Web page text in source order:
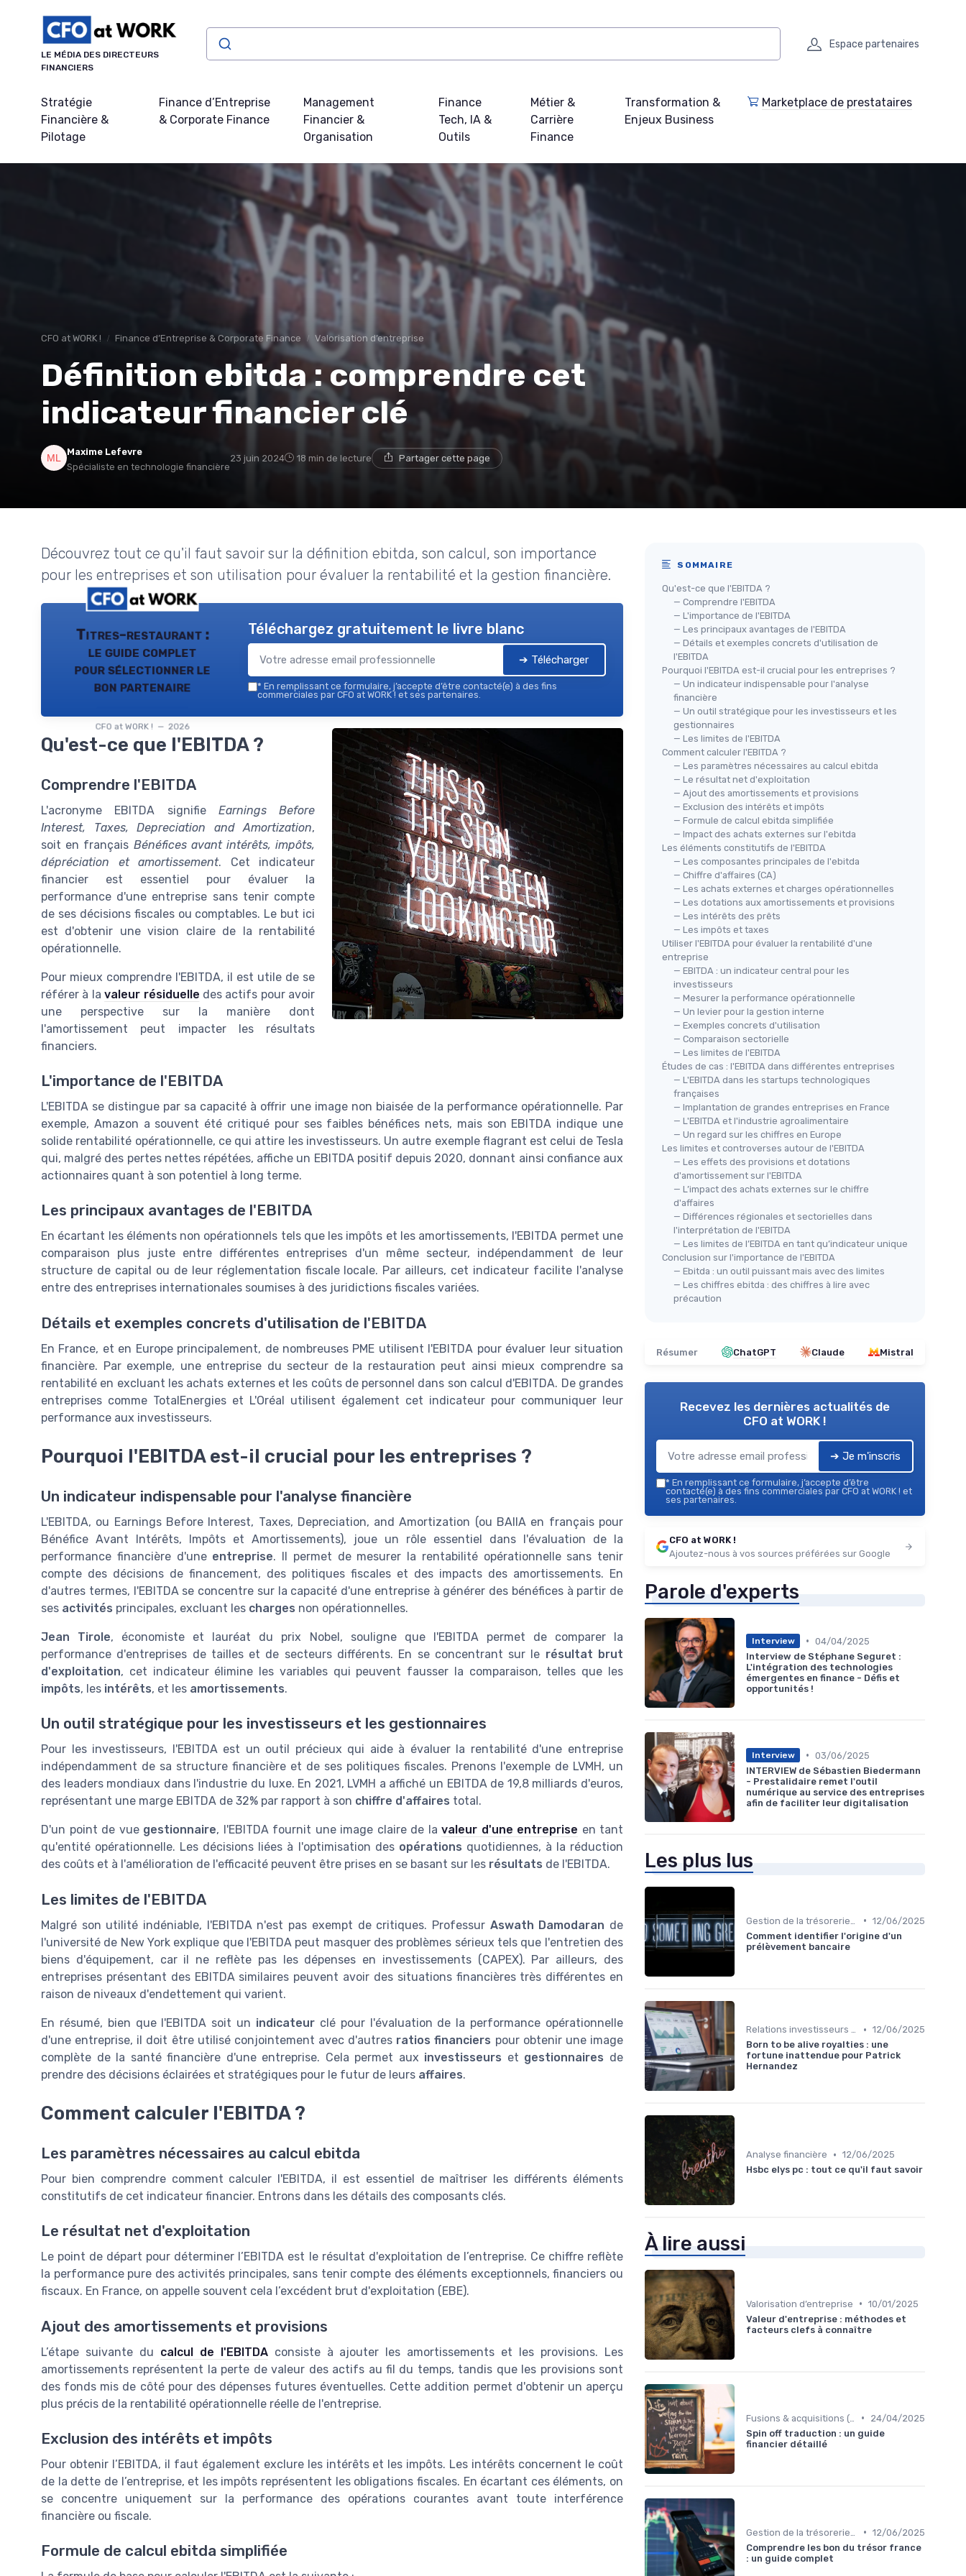
LE MÉDIA DES DIRECTEURS
FINANCIERS
Espace partenaires
Stratégie
Financière &
Pilotage
Finance d’Entreprise
& Corporate Finance
Management
Financier &
Organisation
Finance
Tech, IA &
Outils
Métier &
Carrière
Finance
Transformation &
Enjeux Business
Marketplace de prestataires
CFO at WORK ! Finance d’Entreprise & Corporate Finance Valorisation d’entreprise
Définition ebitda : comprendre cet
indicateur financier clé
Maxime Lefevre
Spécialiste en technologie financière
23 juin 2024 18 min de lecture Partager cette page
Découvrez tout ce qu'il faut savoir sur la définition ebitda, son calcul, son importance
pour les entreprises et son utilisation pour évaluer la rentabilité et la gestion financière.
Titres-restaurant :
le guide complet
pour sélectionner le
bon partenaire
CFO at WORK ! — 2026
Téléchargez gratuitement le livre blanc
➔ Télécharger
* En remplissant ce formulaire, j’accepte d’être contacté(e) à des fins
commerciales par CFO at WORK ! et ses partenaires.
Qu'est-ce que l'EBITDA ?
Comprendre l'EBITDA
L'acronyme EBITDA signifie Earnings Before
Interest, Taxes, Depreciation and Amortization,
soit en français Bénéfices avant intérêts, impôts,
dépréciation et amortissement. Cet indicateur
financier est essentiel pour évaluer la
performance d'une entreprise sans tenir compte
de ses décisions fiscales ou comptables. Le but ici
est d'obtenir une vision claire de la rentabilité
opérationnelle.
Pour mieux comprendre l'EBITDA, il est utile de se
référer à lavaleur résiduelle des actifs pour avoir
une perspective sur la manière dont
l'amortissement peut impacter les résultats
financiers.
L'importance de l'EBITDA
L'EBITDA se distingue par sa capacité à offrir une image non biaisée de la performance opérationnelle. Par
exemple, Amazon a souvent été critiqué pour ses faibles bénéfices nets, mais son EBITDA indique une
solide rentabilité opérationnelle, ce qui attire les investisseurs. Un autre exemple flagrant est celui de Tesla
qui, malgré des pertes nettes répétées, affiche un EBITDA positif depuis 2020, donnant ainsi confiance aux
actionnaires quant à son potentiel à long terme.
Les principaux avantages de l'EBITDA
En écartant les éléments non opérationnels tels que les impôts et les amortissements, l'EBITDA permet une
comparaison plus juste entre différentes entreprises d'un même secteur, indépendamment de leur
structure de capital ou de leur réglementation fiscale locale. Par ailleurs, cet indicateur facilite l'analyse
entre des entreprises internationales soumises à des juridictions fiscales variées.
Détails et exemples concrets d'utilisation de l'EBITDA
En France, et en Europe principalement, de nombreuses PME utilisent l'EBITDA pour évaluer leur situation
financière. Par exemple, une entreprise du secteur de la restauration peut ainsi mieux comprendre sa
rentabilité en excluant les achats externes et les coûts de personnel dans son calcul d'EBITDA. De grandes
entreprises comme TotalEnergies et L'Oréal utilisent également cet indicateur pour communiquer leur
performance aux investisseurs.
Pourquoi l'EBITDA est-il crucial pour les entreprises ?
Un indicateur indispensable pour l'analyse financière
L'EBITDA, ou Earnings Before Interest, Taxes, Depreciation, and Amortization (ou BAIIA en français pour
Bénéfice Avant Intérêts, Impôts et Amortissements), joue un rôle essentiel dans l'évaluation de la
performance financière d'une entreprise. Il permet de mesurer la rentabilité opérationnelle sans tenir
compte des décisions de financement, des politiques fiscales et des impacts des amortissements. En
d'autres termes, l'EBITDA se concentre sur la capacité d'une entreprise à générer des bénéfices à partir de
ses activités principales, excluant les charges non opérationnelles.
Jean Tirole, économiste et lauréat du prix Nobel, souligne que l'EBITDA permet de comparer la
performance d'entreprises de tailles et de secteurs différents. En se concentrant sur le résultat brut
d'exploitation, cet indicateur élimine les variables qui peuvent fausser la comparaison, telles que les
impôts, les intérêts, et les amortissements.
Un outil stratégique pour les investisseurs et les gestionnaires
Pour les investisseurs, l'EBITDA est un outil précieux qui aide à évaluer la rentabilité d'une entreprise
indépendamment de sa structure financière et de ses politiques fiscales. Prenons l'exemple de LVMH, un
des leaders mondiaux dans l'industrie du luxe. En 2021, LVMH a affiché un EBITDA de 19,8 milliards d'euros,
représentant une marge EBITDA de 32% par rapport à son chiffre d'affaires total.
D'un point de vue gestionnaire, l'EBITDA fournit une image claire de la valeur d'une entreprise en tant
qu'entité opérationnelle. Les décisions liées à l'optimisation des opérations quotidiennes, à la réduction
des coûts et à l'amélioration de l'efficacité peuvent être prises en se basant sur les résultats de l'EBITDA.
Les limites de l'EBITDA
Malgré son utilité indéniable, l'EBITDA n'est pas exempt de critiques. Professur Aswath Damodaran de
l'université de New York explique que l'EBITDA peut masquer des problèmes sérieux tels que l'entretien des
biens d'équipement, car il ne reflète pas les dépenses en investissements (CAPEX). Par ailleurs, des
entreprises présentant des EBITDA similaires peuvent avoir des situations financières très différentes en
raison de niveaux d'endettement qui varient.
En résumé, bien que l'EBITDA soit un indicateur clé pour l'évaluation de la performance opérationnelle
d'une entreprise, il doit être utilisé conjointement avec d'autres ratios financiers pour obtenir une image
complète de la santé financière d'une entreprise. Cela permet aux investisseurs et gestionnaires de
prendre des décisions éclairées et stratégiques pour le futur de leurs affaires.
Comment calculer l'EBITDA ?
Les paramètres nécessaires au calcul ebitda
Pour bien comprendre comment calculer l'EBITDA, il est essentiel de maîtriser les différents éléments
constitutifs de cet indicateur financier. Entrons dans les détails des composants clés.
Le résultat net d'exploitation
Le point de départ pour déterminer l’EBITDA est le résultat d'exploitation de l’entreprise. Ce chiffre reflète
la performance pure des activités principales, sans tenir compte des éléments exceptionnels, financiers ou
fiscaux. En France, on appelle souvent cela l’excédent brut d'exploitation (EBE).
Ajout des amortissements et provisions
L’étape suivante du calcul de l'EBITDAconsiste à ajouter les amortissements et les provisions. Les
amortissements représentent la perte de valeur des actifs au fil du temps, tandis que les provisions sont
des fonds mis de côté pour des dépenses futures éventuelles. Cette addition permet d'obtenir un aperçu
plus précis de la rentabilité opérationnelle réelle de l'entreprise.
Exclusion des intérêts et impôts
Pour obtenir l’EBITDA, il faut également exclure les intérêts et les impôts. Les intérêts concernent le coût
de la dette de l’entreprise, et les impôts représentent les obligations fiscales. En écartant ces éléments, on
se concentre uniquement sur la performance des opérations courantes avant toute interférence
financière ou fiscale.
Formule de calcul ebitda simplifiée
SOMMAIRE
Qu'est-ce que l'EBITDA ?
— Comprendre l'EBITDA
— L'importance de l'EBITDA
— Les principaux avantages de l'EBITDA
— Détails et exemples concrets d'utilisation de
l'EBITDA
Pourquoi l'EBITDA est-il crucial pour les entreprises ?
— Un indicateur indispensable pour l'analyse
financière
— Un outil stratégique pour les investisseurs et les
gestionnaires
— Les limites de l'EBITDA
Comment calculer l'EBITDA ?
— Les paramètres nécessaires au calcul ebitda
— Le résultat net d'exploitation
— Ajout des amortissements et provisions
— Exclusion des intérêts et impôts
— Formule de calcul ebitda simplifiée
— Impact des achats externes sur l'ebitda
Les éléments constitutifs de l'EBITDA
— Les composantes principales de l'ebitda
— Chiffre d'affaires (CA)
— Les achats externes et charges opérationnelles
— Les dotations aux amortissements et provisions
— Les intérêts des prêts
— Les impôts et taxes
Utiliser l'EBITDA pour évaluer la rentabilité d'une
entreprise
— EBITDA : un indicateur central pour les
investisseurs
— Mesurer la performance opérationnelle
— Un levier pour la gestion interne
— Exemples concrets d'utilisation
— Comparaison sectorielle
— Les limites de l'EBITDA
Études de cas : l'EBITDA dans différentes entreprises
— L'EBITDA dans les startups technologiques
françaises
— Implantation de grandes entreprises en France
— L'EBITDA et l'industrie agroalimentaire
— Un regard sur les chiffres en Europe
Les limites et controverses autour de l'EBITDA
— Les effets des provisions et dotations
d'amortissement sur l'EBITDA
— L’impact des achats externes sur le chiffre
d'affaires
— Différences régionales et sectorielles dans
l'interprétation de l'EBITDA
— Les limites de l’EBITDA en tant qu’indicateur unique
Conclusion sur l'importance de l'EBITDA
— Ebitda : un outil puissant mais avec des limites
— Les chiffres ebitda : des chiffres à lire avec
précaution
Résumer ChatGPT Claude Mistral
Recevez les dernières actualités de
CFO at WORK !
➔ Je m'inscris
* En remplissant ce formulaire, j’accepte d’être
contacté(e) à des fins commerciales par CFO at WORK ! et
ses partenaires.
CFO at WORK !
Ajoutez-nous à vos sources préférées sur Google
Parole d'experts
Interview • 04/04/2025
Interview de Stéphane Seguret :
L'intégration des technologies
émergentes en finance - Défis et
opportunités !
Interview • 03/06/2025
INTERVIEW de Sébastien Biedermann
- Prestalidaire remet l'outil
numérique au service des entreprises
afin de faciliter leur digitalisation
Les plus lus
• 12/06/2025
Comment identifier l'origine d'un
prélèvement bancaire
Relations investisseurs & actionnaires • 12/06/2025
Born to be alive royalties : une
fortune inattendue pour Patrick
Hernandez
Analyse financière • 12/06/2025
Hsbc elys pc : tout ce qu'il faut savoir
À lire aussi
Valorisation d’entreprise • 10/01/2025
Valeur d'entreprise : méthodes et
facteurs clefs à connaître
•
24/04/2025
Spin off traduction : un guide
financier détaillé
• 12/06/2025
Comprendre les bon du trésor france
: un guide complet